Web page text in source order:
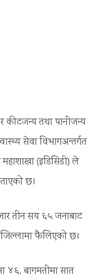
कीटजन्य तथा पानीजन्य
सेवा विभागअन्तर्गत
महाशाखा (इडिसिडी) ले
छ।
तीन सय ६५ जनाबाट
फैलिएको छ।
४६, बागमतीमा सात